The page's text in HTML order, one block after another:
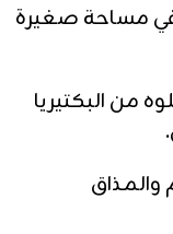
مساحة صغيرة
من البكتيريا
والمذاق